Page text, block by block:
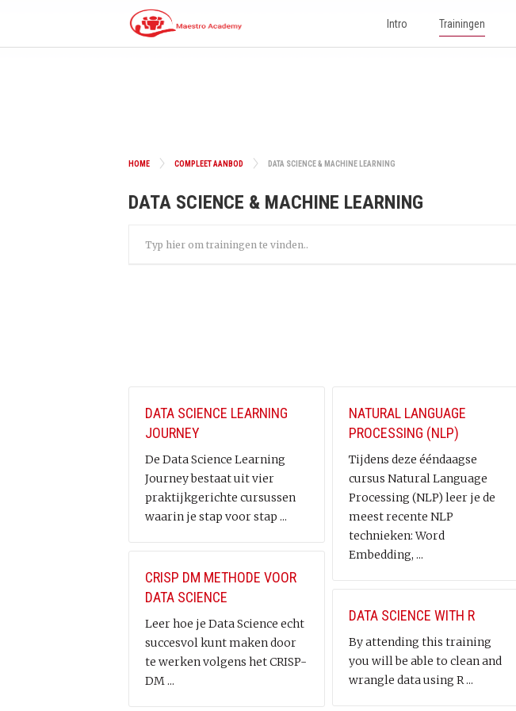
Intro Trainingen
HOME COMPLEET AANBOD DATA SCIENCE & MACHINE LEARNING
DATA SCIENCE & MACHINE LEARNING
DATA SCIENCE LEARNING
JOURNEY
De Data Science Learning
Journey bestaat uit vier
praktijkgerichte cursussen
waarin je stap voor stap ...
NATURAL LANGUAGE
PROCESSING (NLP)
Tijdens deze ééndaagse
cursus Natural Language
Processing (NLP) leer je de
meest recente NLP
technieken: Word
Embedding, ...
CRISP DM METHODE VOOR
DATA SCIENCE
Leer hoe je Data Science echt
succesvol kunt maken door
te werken volgens het CRISP-
DM ...
DATA SCIENCE WITH R
By attending this training
you will be able to clean and
wrangle data using R ...